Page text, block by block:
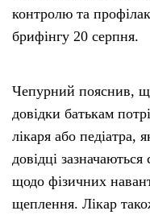
контролю та
брифінгу 20 серпня.
Чепурний пояснив,
довідки батькам
лікаря або педіатра,
довідці
щодо фізичних
щеплення. Лікар